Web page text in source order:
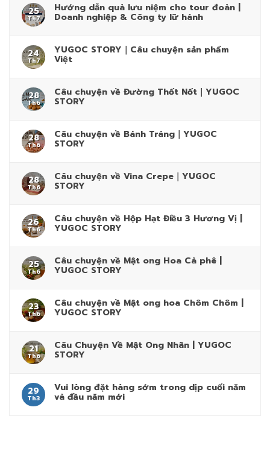
25
Th7
Hướng dẫn quà lưu niệm cho tour đoàn |
Doanh nghiệp & Công ty lữ hành
24
Th7
YUGOC STORY｜Câu chuyện sản phẩm
Việt
28
Th6
Câu chuyện về Đường Thốt Nốt｜YUGOC
STORY
28
Th6
Câu chuyện về Bánh Tráng｜YUGOC
STORY
28
Th6
Câu chuyện về Vina Crepe｜YUGOC
STORY
26
Th6
Câu chuyện về Hộp Hạt Điều 3 Hương Vị |
YUGOC STORY
25
Th6
Câu chuyện về Mật ong Hoa Cà phê |
YUGOC STORY
23
Th6
Câu chuyện về Mật ong hoa Chôm Chôm |
YUGOC STORY
21
Th6
Câu Chuyện Về Mật Ong Nhãn | YUGOC
STORY
29
Th3
Vui lòng đặt hàng sớm trong dịp cuối năm
và đầu năm mới